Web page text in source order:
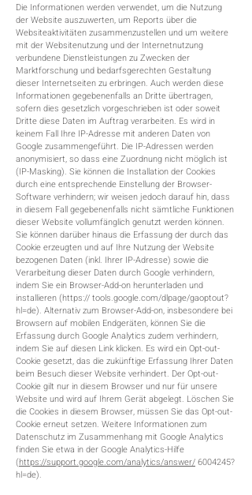
Die Informationen werden verwendet, um die Nutzung
der Website auszuwerten, um Reports über die
Websiteaktivitäten zusammenzustellen und um weitere
mit der Websitenutzung und der Internetnutzung
verbundene Dienstleistungen zu Zwecken der
Marktforschung und bedarfsgerechten Gestaltung
dieser Internetseiten zu erbringen. Auch werden diese
Informationen gegebenenfalls an Dritte übertragen,
sofern dies gesetzlich vorgeschrieben ist oder soweit
Dritte diese Daten im Auftrag verarbeiten. Es wird in
keinem Fall Ihre IP-Adresse mit anderen Daten von
Google zusammengeführt. Die IP-Adressen werden
anonymisiert, so dass eine Zuordnung nicht möglich ist
(IP-Masking). Sie können die Installation der Cookies
durch eine entsprechende Einstellung der Browser-
Software verhindern; wir weisen jedoch darauf hin, dass
in diesem Fall gegebenenfalls nicht sämtliche Funktionen
dieser Website vollumfänglich genutzt werden können.
Sie können darüber hinaus die Erfassung der durch das
Cookie erzeugten und auf Ihre Nutzung der Website
bezogenen Daten (inkl. Ihrer IP-Adresse) sowie die
Verarbeitung dieser Daten durch Google verhindern,
indem Sie ein Browser-Add-on herunterladen und
installieren (https:// tools.google.com/dlpage/gaoptout?
hl=de). Alternativ zum Browser-Add-on, insbesondere bei
Browsern auf mobilen Endgeräten, können Sie die
Erfassung durch Google Analytics zudem verhindern,
indem Sie auf diesen Link klicken. Es wird ein Opt-out-
Cookie gesetzt, das die zukünftige Erfassung Ihrer Daten
beim Besuch dieser Website verhindert. Der Opt-out-
Cookie gilt nur in diesem Browser und nur für unsere
Website und wird auf Ihrem Gerät abgelegt. Löschen Sie
die Cookies in diesem Browser, müssen Sie das Opt-out-
Cookie erneut setzen. Weitere Informationen zum
Datenschutz im Zusammenhang mit Google Analytics
finden Sie etwa in der Google Analytics-Hilfe
(https://support.google.com/analytics/answer/6004245?
hl=de).